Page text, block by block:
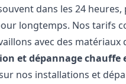
dans les 24
longtemps. Nos tarifs
avec des
et dépannage chauffe
nos installations et